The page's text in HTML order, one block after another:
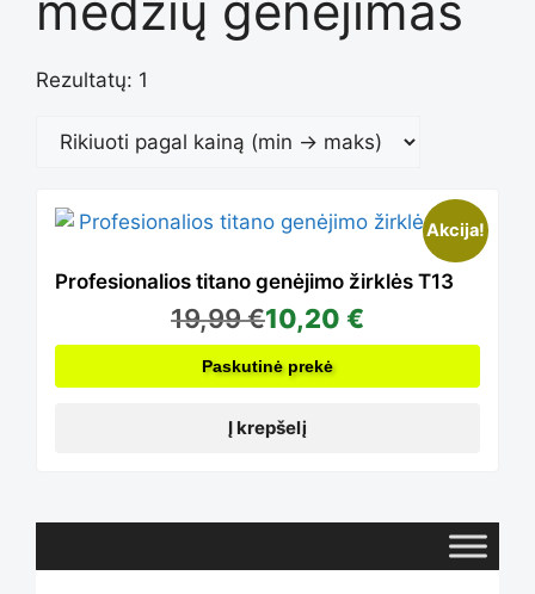
Rezultatų: 1
Akcija!
Profesionalios titano genėjimo žirklės T13
19,99€10,20 €
Paskutinė prekė
Į krepšelį